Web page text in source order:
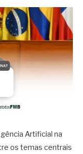
Artificial na
os temas centrais